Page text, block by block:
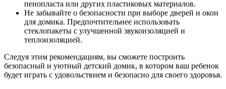
пенопласта или других пластиковых материалов.
Не забывайте о безопасности при выборе дверей и окон
для домика. Предпочтительнее использовать
стеклопакеты с улучшенной звукоизоляцией и
теплоизоляцией.
Следуя этим рекомендациям, вы сможете построить
безопасный и уютный детский домик, в котором ваш ребенок
будет играть с удовольствием и безопасно для своего здоровья.